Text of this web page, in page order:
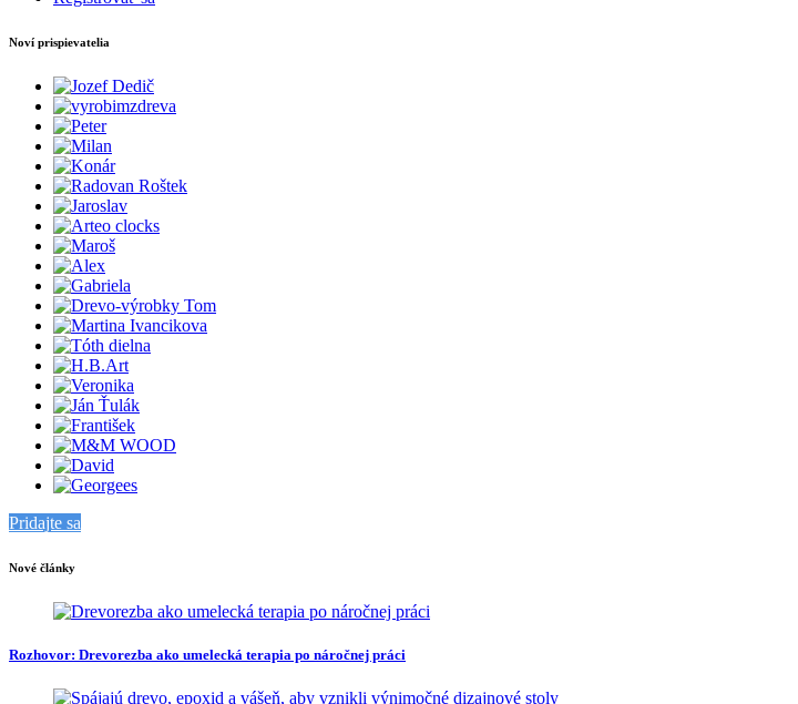
Noví prispievatelia
Pridajte sa
Nové články
Rozhovor: Drevorezba ako umelecká terapia po náročnej práci